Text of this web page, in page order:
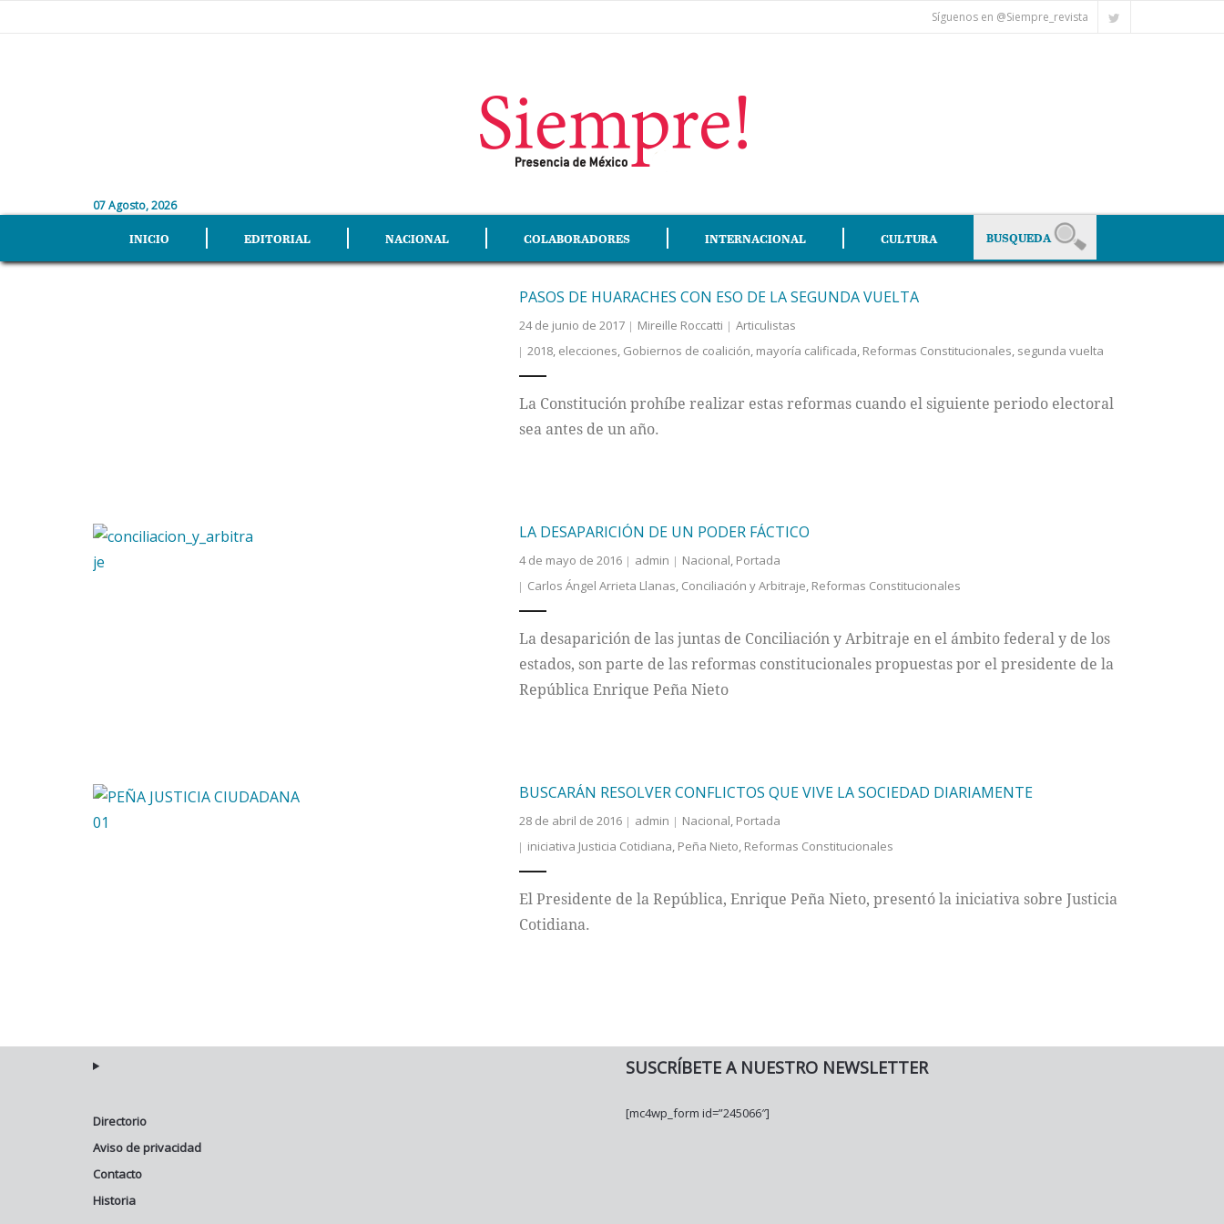
Síguenos en @Siempre_revista
07 Agosto, 2026
INICIO EDITORIAL NACIONAL COLABORADORES INTERNACIONAL CULTURA
PASOS DE HUARACHES CON ESO DE LA SEGUNDA VUELTA
24 de junio de 2017 Mireille Roccatti
Articulistas
2018, elecciones, Gobiernos de coalición, mayoría calificada, Reformas Constitucionales, segunda vuelta
La Constitución prohíbe realizar estas reformas cuando el siguiente periodo electoral
sea antes de un año.
LA DESAPARICIÓN DE UN PODER FÁCTICO
4 de mayo de 2016 admin Nacional, Portada
Carlos Ángel Arrieta Llanas, Conciliación y Arbitraje, Reformas Constitucionales
La desaparición de las juntas de Conciliación y Arbitraje en el ámbito federal y de los
estados, son parte de las reformas constitucionales propuestas por el presidente de la
República Enrique Peña Nieto
BUSCARÁN RESOLVER CONFLICTOS QUE VIVE LA SOCIEDAD DIARIAMENTE
28 de abril de 2016 admin Nacional, Portada
iniciativa Justicia Cotidiana, Peña Nieto, Reformas Constitucionales
El Presidente de la República, Enrique Peña Nieto, presentó la iniciativa sobre Justicia
Cotidiana.
Directorio
Aviso de privacidad
Contacto
Historia
SUSCRÍBETE A NUESTRO NEWSLETTER
[mc4wp_form id=”245066″]